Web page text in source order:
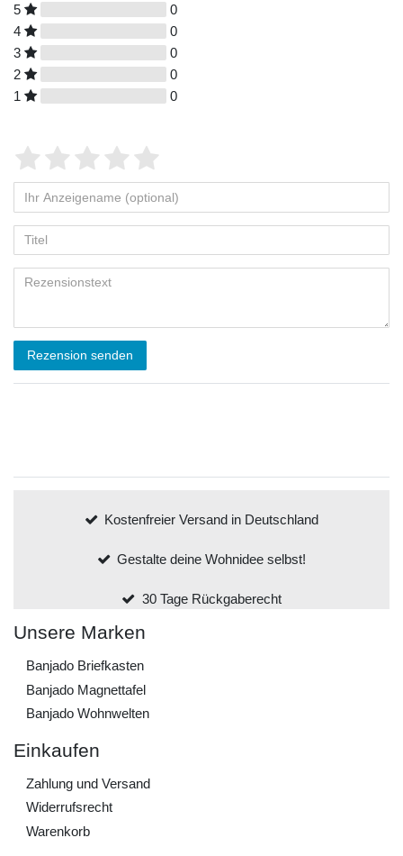
5
0
4
0
3
0
2
0
1
0
Rezension senden
Kostenfreier Versand in Deutschland
Gestalte deine Wohnidee selbst!
30 Tage Rückgaberecht
Unsere Marken
Banjado Briefkasten
Banjado Magnettafel
Banjado Wohnwelten
Einkaufen
Zahlung und Versand
Widerrufs­recht
Warenkorb